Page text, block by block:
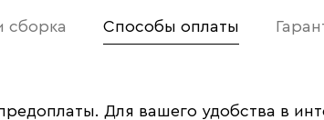
сборка Способы оплаты
Для вашего удобства в